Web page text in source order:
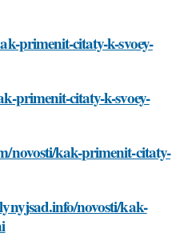
primenit-citaty-k-svoey-
primenit-citaty-k-svoey-
novosti/kak-primenit-citaty-
novosti/kak-